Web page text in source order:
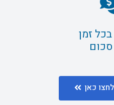
זמן
כאן